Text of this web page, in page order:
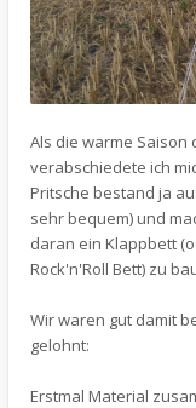
Als die warme Saison
verabschiedete ich
Pritsche bestand ja
sehr bequem) und
daran ein Klappbett
Rock'n'Roll Bett) zu
Wir waren gut damit
gelohnt:
Erstmal Material